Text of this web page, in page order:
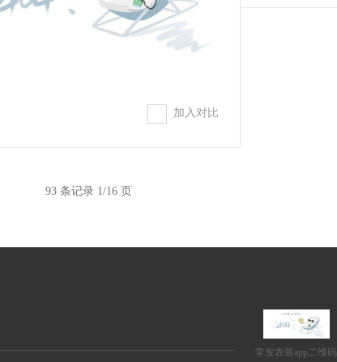
加入对比
93 条记录 1/16 页
常发农装app二维码